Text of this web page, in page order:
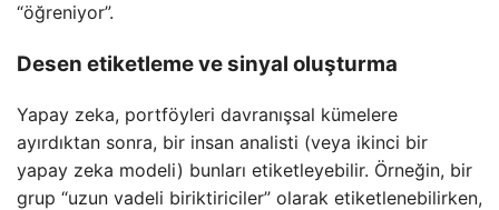
“öğreniyor”.
Desen etiketleme ve sinyal oluşturma
Yapay zeka, portföyleri davranışsal kümelere
ayırdıktan sonra, bir insan analisti (veya ikinci bir
yapay zeka modeli) bunları etiketleyebilir. Örneğin, bir
grup “uzun vadeli biriktiriciler” olarak etiketlenebilirken,